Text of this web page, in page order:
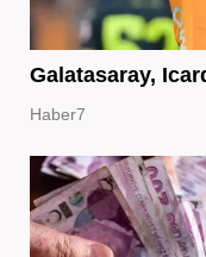
Galatasaray,
Haber7